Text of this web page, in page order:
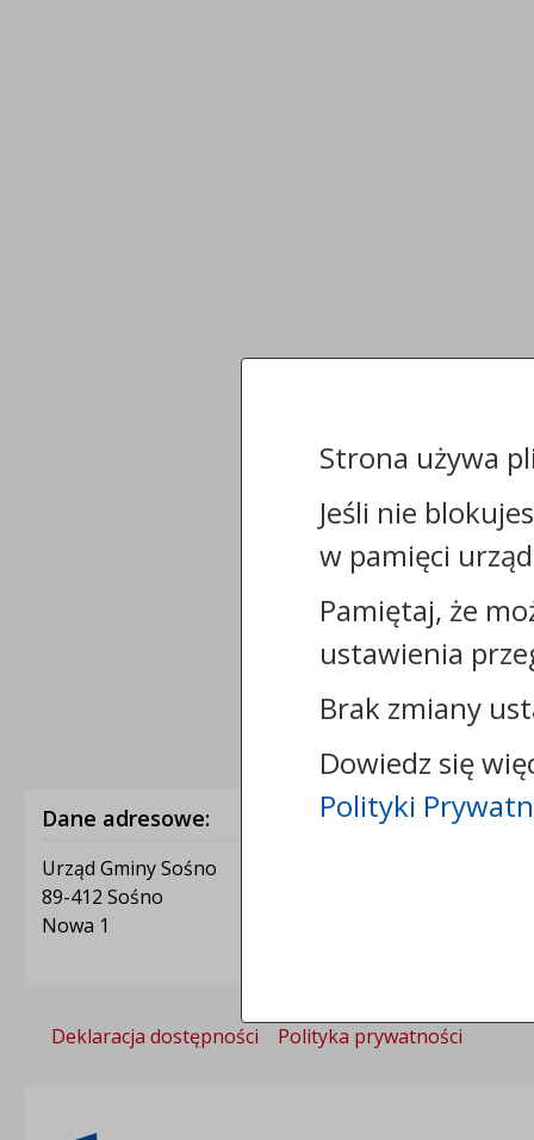
Dane adresowe:
Urząd Gminy Sośno
89-412 Sośno
Nowa 1
Deklaracja dostępności Polityka prywatności
Strona używa
Jeśli nie
w pamięci
Pamiętaj, że
ustawienia
Brak zmiany
Dowiedz się
Polityki